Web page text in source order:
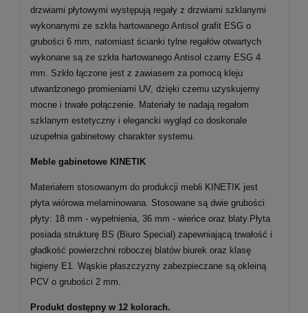
drzwiami płytowymi występują regały z drzwiami szklanymi
wykonanymi ze szkła hartowanego Antisol grafit ESG o
grubości 6 mm, natomiast ścianki tylne regałów otwartych
wykonane są ze szkła hartowanego Antisol czarny ESG 4
mm. Szkło łączone jest z zawiasem za pomocą kleju
utwardzonego promieniami UV, dzięki czemu uzyskujemy
mocne i trwałe połączenie. Materiały te nadają regałom
szklanym estetyczny i elegancki wygląd co doskonale
uzupełnia gabinetowy charakter systemu.
Meble gabinetowe KINETIK
Materiałem stosowanym do produkcji mebli KINETIK jest
płyta wiórowa melaminowana. Stosowane są dwie grubości
płyty: 18 mm - wypełnienia, 36 mm - wieńce oraz blaty.Płyta
posiada strukturę BS (Biuro Special) zapewniającą trwałość i
gładkość powierzchni roboczej blatów biurek oraz klasę
higieny E1. Wąskie płaszczyzny zabezpieczane są okleiną
PCV o grubości 2 mm.
Produkt dostępny w 12 kolorach.